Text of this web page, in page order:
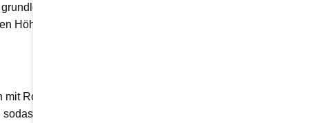
geändert. Die
Höhenausgleich
Rollstuhl oder Rollator
die barrierefreie